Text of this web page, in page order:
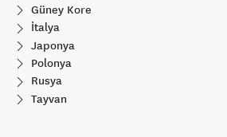
Güney Kore
İtalya
Japonya
Polonya
Rusya
Tayvan